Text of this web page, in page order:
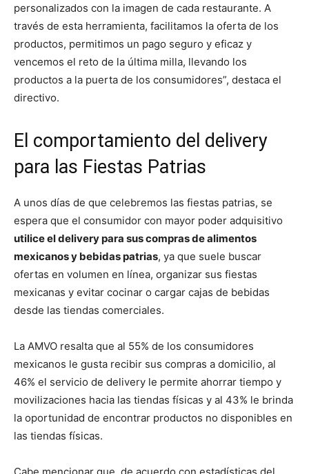
personalizados con la imagen de cada restaurante. A
través de esta herramienta, facilitamos la oferta de los
productos, permitimos un pago seguro y eficaz y
vencemos el reto de la última milla, llevando los
productos a la puerta de los consumidores”, destaca el
directivo.
El comportamiento del delivery
para las Fiestas Patrias
A unos días de que celebremos las fiestas patrias, se
espera que el consumidor con mayor poder adquisitivo
utilice el delivery para sus compras de alimentos
mexicanos y bebidas patrias, ya que suele buscar
ofertas en volumen en línea, organizar sus fiestas
mexicanas y evitar cocinar o cargar cajas de bebidas
desde las tiendas comerciales.
La AMVO resalta que al 55% de los consumidores
mexicanos le gusta recibir sus compras a domicilio, al
46% el servicio de delivery le permite ahorrar tiempo y
movilizaciones hacia las tiendas físicas y al 43% le brinda
la oportunidad de encontrar productos no disponibles en
las tiendas físicas.